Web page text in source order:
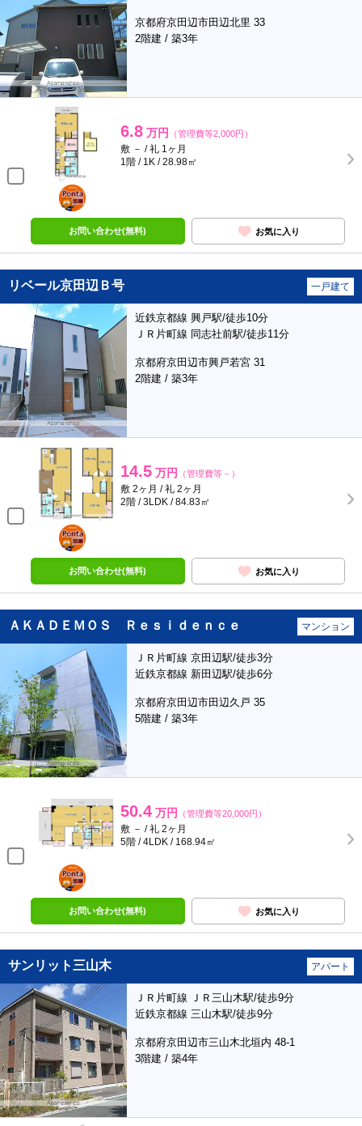
京都府京田辺市田辺北里 33
2階建 / 築3年
6.8 万円 （管理費等2,000円）
敷 － / 礼 1ヶ月
1階 / 1K / 28.98㎡
ポンタ
部屋
お問い合わせ(無料) お気に入り
リベール京田辺Ｂ号 一戸建て
近鉄京都線 興戸駅/徒歩10分
ＪＲ片町線 同志社前駅/徒歩11分
京都府京田辺市興戸若宮 31
2階建 / 築3年
14.5 万円 （管理費等－）
敷 2ヶ月 / 礼 2ヶ月
2階 / 3LDK / 84.83㎡
ポンタ
部屋
お問い合わせ(無料) お気に入り
ＡＫＡＤＥＭＯＳ Ｒｅｓｉｄｅｎｃｅ マンション
ＪＲ片町線 京田辺駅/徒歩3分
近鉄京都線 新田辺駅/徒歩6分
京都府京田辺市田辺久戸 35
5階建 / 築3年
50.4 万円 （管理費等20,000円）
敷 － / 礼 2ヶ月
5階 / 4LDK / 168.94㎡
ポンタ
部屋
お問い合わせ(無料) お気に入り
サンリット三山木 アパート
ＪＲ片町線 ＪＲ三山木駅/徒歩9分
近鉄京都線 三山木駅/徒歩9分
京都府京田辺市三山木北垣内 48-1
3階建 / 築4年